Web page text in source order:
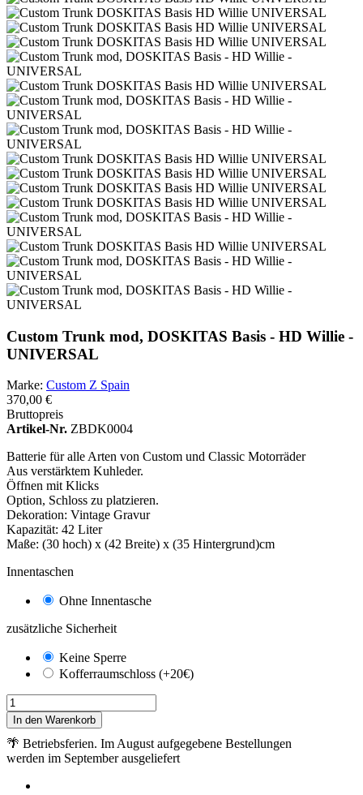
Custom Trunk mod, DOSKITAS Basis - HD Willie -
UNIVERSAL
Marke: Custom Z Spain
370,00 €
Bruttopreis
Artikel-Nr. ZBDK0004
Batterie für alle Arten von Custom und Classic Motorräder
Aus verstärktem Kuhleder.
Öffnen mit Klicks
Option, Schloss zu platzieren.
Dekoration: Vintage Gravur
Kapazität: 42 Liter
Maße: (30 hoch) x (42 Breite) x (35 Hintergrund)cm
Innentaschen
Ohne Innentasche
zusätzliche Sicherheit
Keine Sperre
Kofferraumschloss (+20€)
In den Warenkorb
🌴 Betriebsferien. Im August aufgegebene Bestellungen
werden im September ausgeliefert